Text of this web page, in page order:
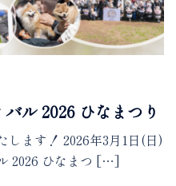
ル 2026 ひなまつり
ます！ 2026年3月1日(日)
2026 ひなまつ […]